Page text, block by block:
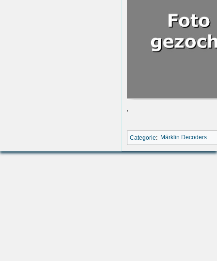
'
Categorie: Märklin Decoders